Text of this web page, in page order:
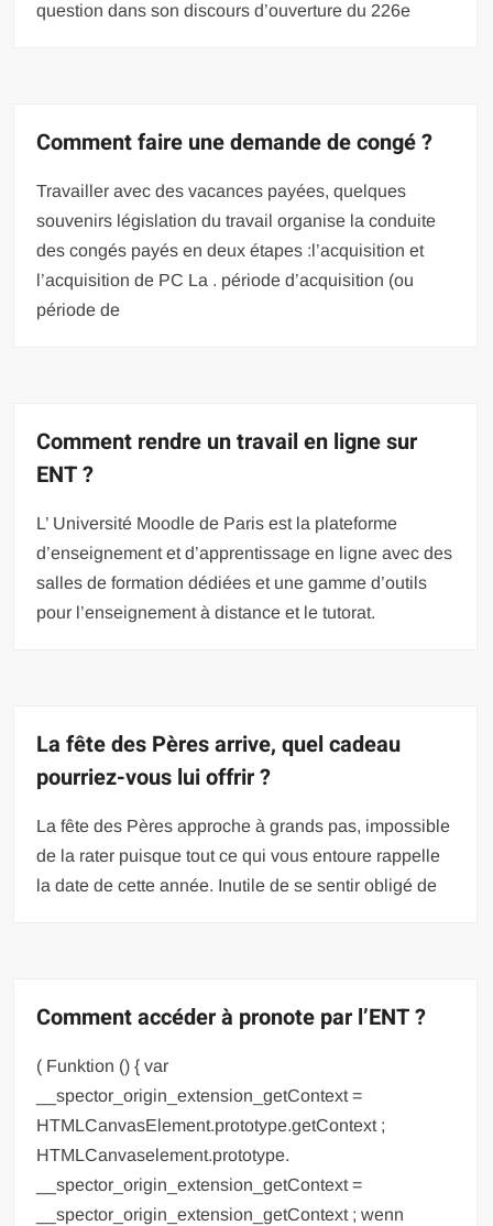
question dans son discours d’ouverture du 226e
Comment faire une demande de congé ?
Travailler avec des vacances payées, quelques
souvenirs législation du travail organise la conduite
des congés payés en deux étapes :l’acquisition et
l’acquisition de PC La . période d’acquisition (ou
période de
Comment rendre un travail en ligne sur
ENT ?
L’ Université Moodle de Paris est la plateforme
d’enseignement et d’apprentissage en ligne avec des
salles de formation dédiées et une gamme d’outils
pour l’enseignement à distance et le tutorat.
La fête des Pères arrive, quel cadeau
pourriez-vous lui offrir ?
La fête des Pères approche à grands pas, impossible
de la rater puisque tout ce qui vous entoure rappelle
la date de cette année. Inutile de se sentir obligé de
Comment accéder à pronote par l’ENT ?
( Funktion () { var
__spector_origin_extension_getContext =
HTMLCanvasElement.prototype.getContext ;
HTMLCanvaselement.prototype.
__spector_origin_extension_getContext =
__spector_origin_extension_getContext ; wenn